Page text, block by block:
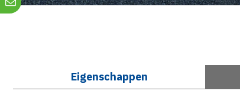
Eigenschappen